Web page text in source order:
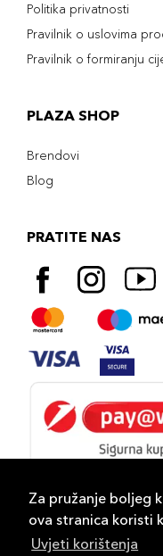
Za pružanje boljeg
ova stranica koristi
Uvjeti korištenja
Politika privatnosti
Pravilnik o uslovima
Pravilnik o formiranju
PLAZA SHOP
Brendovi
Blog
PRATITE NAS